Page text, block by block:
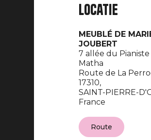
Locatie
MEUBLÉ DE
JOUBERT
7 allée du Pianiste
Matha
Route de La
17310,
SAINT-PIERRE-
France
Route